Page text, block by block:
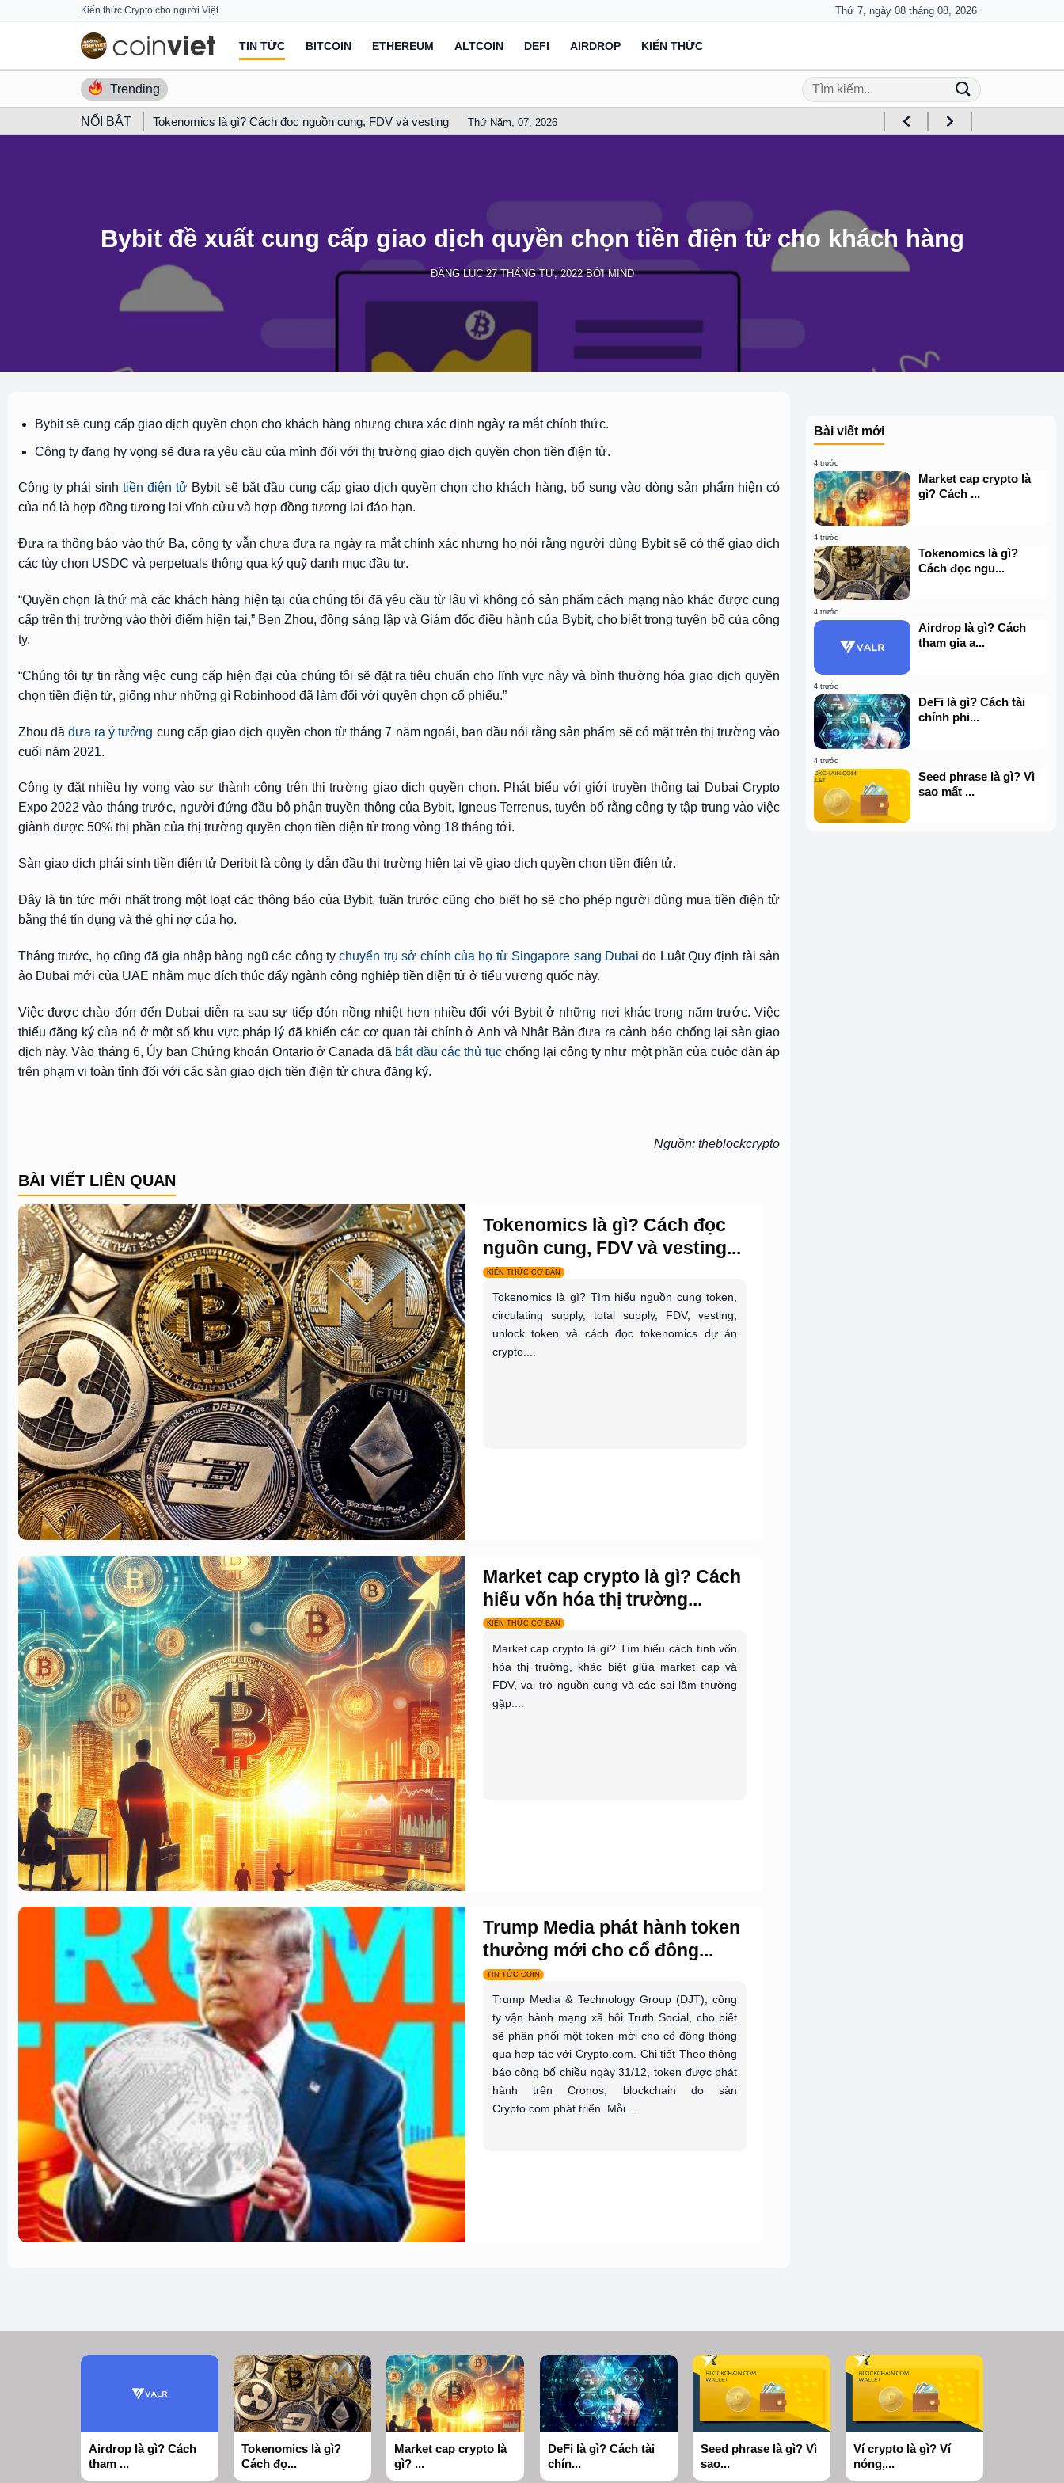
Kiến thức Crypto cho người Việt Thứ 7, ngày 08 tháng 08, 2026
TIN TỨC BITCOIN ETHEREUM ALTCOIN DEFI AIRDROP KIẾN THỨC
Trending
NỔI BẬT Tokenomics là gì? Cách đọc nguồn cung, FDV và vesting Thứ Năm, 07, 2026
Bybit đề xuất cung cấp giao dịch quyền chọn tiền điện tử cho khách hàng
ĐĂNG LÚC27 THÁNG TƯ, 2022BỞIMIND
Bybit sẽ cung cấp giao dịch quyền chọn cho khách hàng nhưng chưa xác định ngày ra mắt chính thức.
Công ty đang hy vọng sẽ đưa ra yêu cầu của mình đối với thị trường giao dịch quyền chọn tiền điện tử.
Công ty phái sinhtiền điện tử Bybit sẽ bắt đầu cung cấp giao dịch quyền chọn cho khách hàng, bổ sung vào dòng sản phẩm hiện có
của nó là hợp đồng tương lai vĩnh cửu và hợp đồng tương lai đáo hạn.
Đưa ra thông báo vào thứ Ba, công ty vẫn chưa đưa ra ngày ra mắt chính xác nhưng họ nói rằng người dùng Bybit sẽ có thể giao dịch
các tùy chọn USDC và perpetuals thông qua ký quỹ danh mục đầu tư.
“Quyền chọn là thứ mà các khách hàng hiện tại của chúng tôi đã yêu cầu từ lâu vì không có sản phẩm cách mạng nào khác được cung
cấp trên thị trường vào thời điểm hiện tại,” Ben Zhou, đồng sáng lập và Giám đốc điều hành của Bybit, cho biết trong tuyên bố của công
ty.
“Chúng tôi tự tin rằng việc cung cấp hiện đại của chúng tôi sẽ đặt ra tiêu chuẩn cho lĩnh vực này và bình thường hóa giao dịch quyền
chọn tiền điện tử, giống như những gì Robinhood đã làm đối với quyền chọn cổ phiếu.”
Zhou đãđưa ra ý tưởng cung cấp giao dịch quyền chọn từ tháng 7 năm ngoái, ban đầu nói rằng sản phẩm sẽ có mặt trên thị trường vào
cuối năm 2021.
Công ty đặt nhiều hy vọng vào sự thành công trên thị trường giao dịch quyền chọn. Phát biểu với giới truyền thông tại Dubai Crypto
Expo 2022 vào tháng trước, người đứng đầu bộ phận truyền thông của Bybit, Igneus Terrenus, tuyên bố rằng công ty tập trung vào việc
giành được 50% thị phần của thị trường quyền chọn tiền điện tử trong vòng 18 tháng tới.
Sàn giao dịch phái sinh tiền điện tử Deribit là công ty dẫn đầu thị trường hiện tại về giao dịch quyền chọn tiền điện tử.
Đây là tin tức mới nhất trong một loạt các thông báo của Bybit, tuần trước cũng cho biết họ sẽ cho phép người dùng mua tiền điện tử
bằng thẻ tín dụng và thẻ ghi nợ của họ.
Tháng trước, họ cũng đã gia nhập hàng ngũ các công tychuyển trụ sở chính của họ từ Singapore sang Dubai do Luật Quy định tài sản
ảo Dubai mới của UAE nhằm mục đích thúc đẩy ngành công nghiệp tiền điện tử ở tiểu vương quốc này.
Việc được chào đón đến Dubai diễn ra sau sự tiếp đón nồng nhiệt hơn nhiều đối với Bybit ở những nơi khác trong năm trước. Việc
thiếu đăng ký của nó ở một số khu vực pháp lý đã khiến các cơ quan tài chính ởAnh và Nhật Bản đưa ra cảnh báo chống lại sàn giao
dịch này. Vào tháng 6, Ủy ban Chứng khoán Ontario ở Canada đã bắt đầu các thủ tụcchống lại công ty như một phần của cuộc đàn áp
trên phạm vi toàn tỉnh đối với các sàn giao dịch tiền điện tử chưa đăng ký.
Nguồn: theblockcrypto
BÀI VIẾT LIÊN QUAN
Tokenomics là gì? Cách đọc
nguồn cung, FDV và vesting...
KIẾN THỨC CƠ BẢN
Tokenomics là gì? Tìm hiểu nguồn cung token,
circulating supply, total supply, FDV, vesting,
unlock token và cách đọc tokenomics dự án
crypto....
Market cap crypto là gì? Cách
hiểu vốn hóa thị trường...
KIẾN THỨC CƠ BẢN
Market cap crypto là gì? Tìm hiểu cách tính vốn
hóa thị trường, khác biệt giữa market cap và
FDV, vai trò nguồn cung và các sai lầm thường
gặp....
Trump Media phát hành token
thưởng mới cho cổ đông...
TIN TỨC COIN
Trump Media & Technology Group (DJT), công
ty vận hành mạng xã hội Truth Social, cho biết
sẽ phân phối một token mới cho cổ đông thông
qua hợp tác với Crypto.com. Chi tiết Theo thông
báo công bố chiều ngày 31/12, token được phát
hành trên Cronos, blockchain do sàn
Crypto.com phát triển. Mỗi...
Bài viết mới
4 trước
Market cap crypto là
gì? Cách ...
4 trước
Tokenomics là gì?
Cách đọc ngu...
4 trước
Airdrop là gì? Cách
tham gia a...
4 trước
DeFi là gì? Cách tài
chính phi...
4 trước
Seed phrase là gì? Vì
sao mất ...
Airdrop là gì? Cách
tham ...
Tokenomics là gì?
Cách đọ...
Market cap crypto là
gì? ...
DeFi là gì? Cách tài
chín...
Seed phrase là gì? Vì
sao...
Ví crypto là gì? Ví
nóng,...